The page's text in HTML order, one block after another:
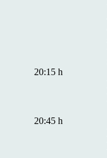
20:15 h
20:45 h